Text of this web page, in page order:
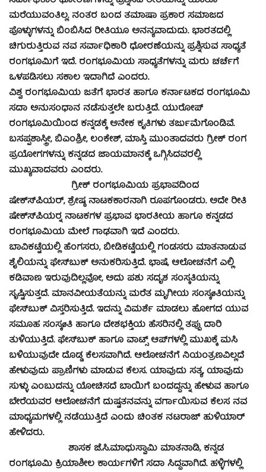
ಮರೆಯುವಂತಿಲ್ಲ. ನಂತರ ಬಂದ ತಮಾಷಾ ಪ್ರಕಾರ ಸಮಾಜದ
ಪೊಳ್ಳುಗಳನ್ನು ಬಿಂಬಿಸಿದ ರೀತಿಯೂ ಅನನ್ಯವಾದುದು. ಭಾರತದಲ್ಲಿ
ಚಿಗುರುತ್ತಿರುವ ನವ ಸರ್ವಾಧಿಕಾರಿ ಧೋರಣೆಯನ್ನು ಪ್ರಶ್ನಿಸುವ ಸಾಧ್ಯತೆ
ರಂಗಭೂಮಿಗೆ ಇದೆ. ರಂಗಭೂಮಿಯ ಸಾಧ್ಯತೆಗಳನ್ನು ಮರು ಚರ್ಚೆಗೆ
ಒಳಪಡಿಸಲು ಸಕಾಲ ಇದಾಗಿದೆ ಎಂದರು.
ವಿಶ್ವ ರಂಗಭೂಮಿಯ ಜತೆಗೆ ಭಾರತ ಹಾಗೂ ಕರ್ನಾಟಕದ ರಂಗಭೂಮಿ
ಸದಾ ಅನುಸಂಧಾನ ನಡೆಸುತ್ತಲೇ ಬರುತ್ತಿದೆ. ಯುರೋಪ್
ರಂಗಭೂಮಿಯಿಂದ ಕನ್ನಡಕ್ಕೆ ಅನೇಕ ಕೃತಿಗಳು ತರ್ಜುಮೆಗೊಂಡಿವೆ.
ಬಸಪ್ಪಶಾಸ್ತ್ರೀ, ಬಿಎಂಶ್ರೀ, ಲಂಕೇಶ್, ಮಾಸ್ತಿ ಮುಂತಾದವರು ಗ್ರೀಕ್ ರಂಗ
ಪ್ರಯೋಗಗಳನ್ನು ಕನ್ನಡದ ಜಾಯಮಾನಕ್ಕೆ ಒಗ್ಗಿಸಿದವರಲ್ಲಿ
ಮುಖ್ಯವಾದವರು ಎಂದರು.
ಗ್ರೀಕ್ ರಂಗಭೂಮಿಯ ಪ್ರಭಾವದಿಂದ
ಷೇಕ್ಸ್‍ಪಿಯರ್, ಶ್ರೇಷ್ಠ ನಾಟಕಕಾರನಾಗಿ ರೂಪಗೊಂಡರು. ಅದೇ ರೀತಿ
ಷೇಕ್ಸ್‍ಪಿಯರ್‍ನ ನಾಟಕಗಳ ಪ್ರಭಾವ ಭಾರತೀಯ ಹಾಗೂ ಕನ್ನಡದ
ರಂಗಭೂಮಿಯ ಮೇಲೆ ಗಾಢವಾಗಿ ಇದೆ ಎಂದರು.
ಬಾವಿಕಟ್ಟೆಯಲ್ಲಿ ಹೆಂಗಸರು, ಬೀಡಿಕಟ್ಟೆಯಲ್ಲಿ ಗಂಡಸರು ಮಾತನಾಡುವ
ಶೈಲಿಯನ್ನು ಫೇಸ್‍ಬುಕ್ ಅನುಕರಿಸುತ್ತಿದೆ. ಭಾಷೆ, ಆಲೋಚನೆಗೆ ಎಲ್ಲಿ
ಕಡಿವಾಣ ಇರುವುದಿಲ್ಲವೋ, ಅದು ಪಶು ಸದೃಶ ಸಂಸ್ಕತಿಯನ್ನು
ಸೃಷ್ಟಿಸುತ್ತದೆ. ಮಾನವೀಯತೆಯನ್ನು ಮರೆತ ಮೃಗೀಯ ಸಂಸ್ಕøತಿಯನ್ನು
ಫೇಸ್‍ಬುಕ್ ವಿಸ್ತರಿಸುತ್ತಿದೆ. ಇದನ್ನು ವಿಮರ್ಶೆ ಮಾಡಲು ಹೋಗದ ಯುವ
ಸಮೂಹ ಸಂಸ್ಕøತಿ ಹಾಗೂ ದೇಶಭಕ್ತಿಯ ಹೆಸರಿನಲ್ಲಿ ತಪ್ಪು ದಾರಿ
ತುಳಿಯುತ್ತಿದೆ. ಫೇಸ್‍ಬುಕ್ ಹಾಗೂ ವಾಟ್ಸ್ ಆಪ್‍ಗಳಲ್ಲಿ ಮುಖಕ್ಕೆ ಮಸಿ
ಬಳಿಯುವುದೇ ದೊಡ್ಡ ಕೆಲಸವಾಗಿದೆ. ಆಲೋಚನೆಗೆ ನಿಯಂತ್ರಣವಿಲ್ಲದೆ
ಹೇಳುವುದು ಪ್ರಾಣಿಗಳು ಮಾಡುವ ಕೆಲಸ. ಯಾವುದು ಸತ್ಯ, ಯಾವುದು
ಸುಳ್ಳು ಎಂಬುದನ್ನು ಯೋಚಿಸದೆ ಬಾಯಿಗೆ ಬಂದದ್ದನ್ನು ಹೇಳುವ ಹಾಗೂ
ಬೇರೆಯವರ ಆಲೋಚನೆಗೆ ದುಷ್ಟತನವನ್ನು ವರ್ಗಾಯಿಸುವ ಕೆಲಸ ನವ
ಮಾಧ್ಯಮಗಳಲ್ಲಿ ನಡೆಯುತ್ತಿದೆ ಎಂದು ಚಿಂತಕ ನಟರಾಜ್ ಹುಳಿಯಾರ್
ಹೇಳಿದರು.
ಶಾಸಕ ಜೆ.ಸಿ.ಮಾಧುಸ್ವಾಮಿ ಮಾತನಾಡಿ, ಕನ್ನಡ
ರಂಗಭೂಮಿ ಕ್ರಿಯಾಶೀಲ ಕಾರ್ಯಗಳಿಗೆ ಸದಾ ಸಿದ್ಧವಾಗಿದೆ. ಹಳ್ಳಿಗಳಲ್ಲಿ